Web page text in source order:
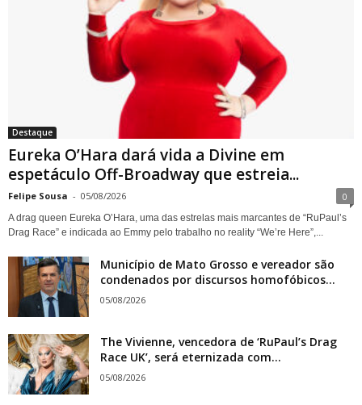
Destaque
Eureka O’Hara dará vida a Divine em
espetáculo Off-Broadway que estreia...
Felipe Sousa - 05/08/2026 0
A drag queen Eureka O’Hara, uma das estrelas mais marcantes de “RuPaul’s
Drag Race” e indicada ao Emmy pelo trabalho no reality “We’re Here”,...
Município de Mato Grosso e vereador são
condenados por discursos homofóbicos...
05/08/2026
The Vivienne, vencedora de ‘RuPaul’s Drag
Race UK’, será eternizada com...
05/08/2026